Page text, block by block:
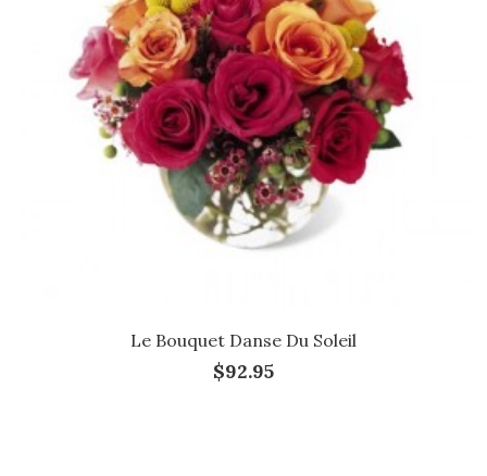
Le Bouquet Danse Du Soleil
$92.95